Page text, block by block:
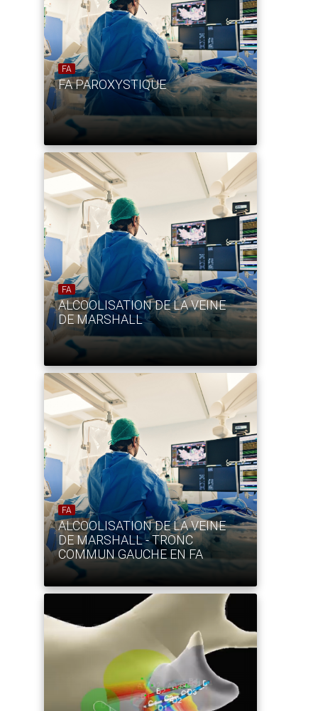
FA
FA PAROXYSTIQUE
FA
ALCOOLISATION DE LA VEINE
DE MARSHALL
FA
ALCOOLISATION DE LA VEINE
DE MARSHALL - TRONC
COMMUN GAUCHE EN FA